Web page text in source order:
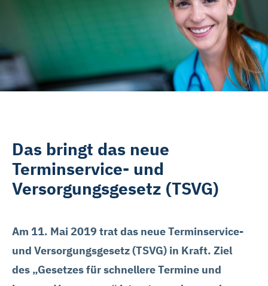
Vorfinanzierung
Das bringt das neue
Terminservice- und
Versorgungsgesetz (TSVG)
Am 11. Mai 2019 trat das neue Terminservice-
und Versorgungsgesetz (TSVG) in Kraft. Ziel
des „Gesetzes für schnellere Termine und